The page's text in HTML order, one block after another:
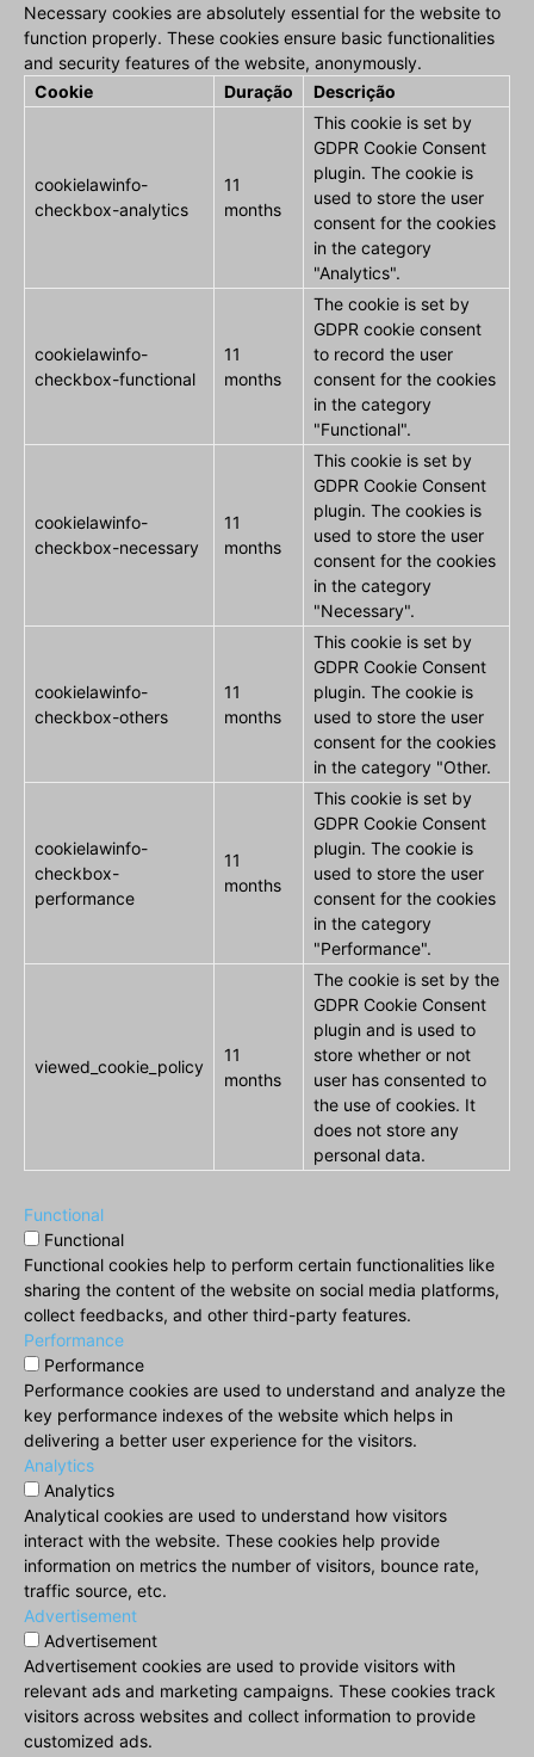
Necessary cookies are absolutely essential for the website to
function properly. These cookies ensure basic functionalities
and security features of the website, anonymously.
Cookie
Duração Descrição
cookielawinfo-
checkbox-analytics
11
months
This cookie is set by
GDPR Cookie Consent
plugin. The cookie is
used to store the user
consent for the cookies
in the category
"Analytics".
cookielawinfo-
checkbox-functional
11
months
The cookie is set by
GDPR cookie consent
to record the user
consent for the cookies
in the category
"Functional".
cookielawinfo-
checkbox-necessary
11
months
This cookie is set by
GDPR Cookie Consent
plugin. The cookies is
used to store the user
consent for the cookies
in the category
"Necessary".
cookielawinfo-
checkbox-others
11
months
This cookie is set by
GDPR Cookie Consent
plugin. The cookie is
used to store the user
consent for the cookies
in the category "Other.
cookielawinfo-
checkbox-
performance
11
months
This cookie is set by
GDPR Cookie Consent
plugin. The cookie is
used to store the user
consent for the cookies
in the category
"Performance".
viewed_cookie_policy
11
months
The cookie is set by the
GDPR Cookie Consent
plugin and is used to
store whether or not
user has consented to
the use of cookies. It
does not store any
personal data.
Functional
Functional
Functional cookies help to perform certain functionalities like
sharing the content of the website on social media platforms,
collect feedbacks, and other third-party features.
Performance
Performance
Performance cookies are used to understand and analyze the
key performance indexes of the website which helps in
delivering a better user experience for the visitors.
Analytics
Analytics
Analytical cookies are used to understand how visitors
interact with the website. These cookies help provide
information on metrics the number of visitors, bounce rate,
traffic source, etc.
Advertisement
Advertisement
Advertisement cookies are used to provide visitors with
relevant ads and marketing campaigns. These cookies track
visitors across websites and collect information to provide
customized ads.